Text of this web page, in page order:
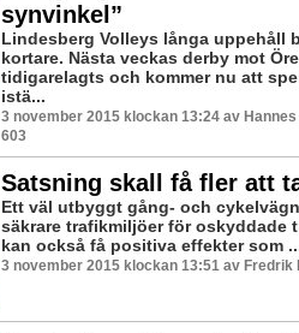
synvinkel”
Lindesberg Volleys långa uppehåll
kortare. Nästa veckas derby mot
tidigarelagts och kommer nu att
istä...
3 november 2015 klockan 13:24 av Hannes
603
Satsning skall få fler att
Ett väl utbyggt gång- och
säkrare trafikmiljöer för oskyddade
kan också få positiva effekter som
3 november 2015 klockan 13:51 av Fredrik